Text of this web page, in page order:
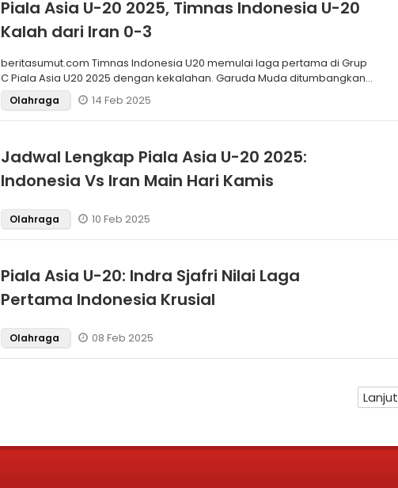
Piala Asia U-20 2025, Timnas Indonesia U-20
Kalah dari Iran 0-3
beritasumut.com Timnas Indonesia U20 memulai laga pertama di Grup
C Piala Asia U20 2025 dengan kekalahan. Garuda Muda ditumbangkan
Iran 0
Olahraga 14 Feb 2025
Jadwal Lengkap Piala Asia U-20 2025:
Indonesia Vs Iran Main Hari Kamis
Olahraga 10 Feb 2025
Piala Asia U-20: Indra Sjafri Nilai Laga
Pertama Indonesia Krusial
Olahraga 08 Feb 2025
Lanjut